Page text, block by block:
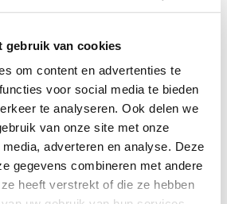
gebruik van cookies
om content en advertenties te
voor social media te bieden
te analyseren. Ook delen we
van onze site met onze
adverteren en analyse. Deze
gegevens combineren met andere
heeft verstrekt of die ze hebben
Vergaderen - Basic
Vergaderen - Premium
over de diverse mogelijkheden